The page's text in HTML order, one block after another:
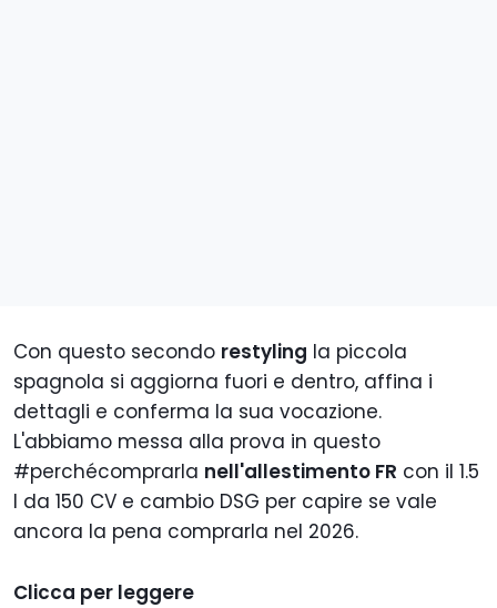
Con questo secondo restyling la piccola
spagnola si aggiorna fuori e dentro, affina i
dettagli e conferma la sua vocazione.
L'abbiamo messa alla prova in questo
#perchécomprarla nell'allestimento FR con il 1.5
l da 150 CV e cambio DSG per capire se vale
ancora la pena comprarla nel 2026.
Clicca per leggere